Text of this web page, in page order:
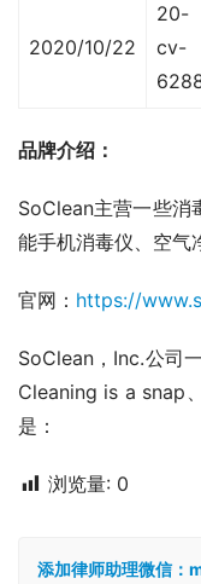
2020/10/22
20-
cv-
品牌介绍：
SoClean主营一些消
能手机消毒仪、空气
官网： https://
SoClean，Inc.公司
Cleaning is a snap
是：
浏览量: 0
添加律师助理微信